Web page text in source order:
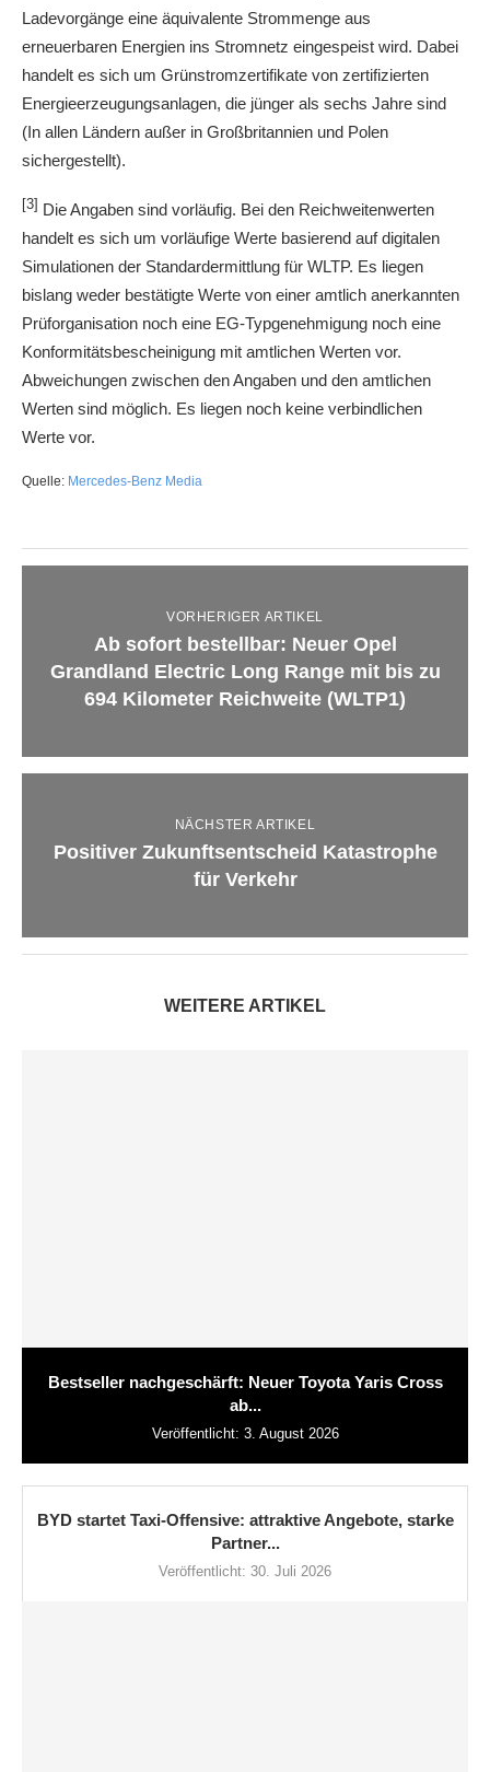
Ladevorgänge eine äquivalente Strommenge aus
erneuerbaren Energien ins Stromnetz eingespeist wird. Dabei
handelt es sich um Grünstromzertifikate von zertifizierten
Energieerzeugungsanlagen, die jünger als sechs Jahre sind
(In allen Ländern außer in Großbritannien und Polen
sichergestellt).
[3]
Die Angaben sind vorläufig. Bei den Reichweitenwerten
handelt es sich um vorläufige Werte basierend auf digitalen
Simulationen der Standardermittlung für WLTP. Es liegen
bislang weder bestätigte Werte von einer amtlich anerkannten
Prüforganisation noch eine EG-Typgenehmigung noch eine
Konformitätsbescheinigung mit amtlichen Werten vor.
Abweichungen zwischen den Angaben und den amtlichen
Werten sind möglich. Es liegen noch keine verbindlichen
Werte vor.
Quelle: Mercedes-Benz Media
VORHERIGER ARTIKEL
Ab sofort bestellbar: Neuer Opel
Grandland Electric Long Range mit bis zu
694 Kilometer Reichweite (WLTP1)
NÄCHSTER ARTIKEL
Positiver Zukunftsentscheid Katastrophe
für Verkehr
WEITERE ARTIKEL
Bestseller nachgeschärft: Neuer Toyota Yaris Cross
ab...
Veröffentlicht: 3. August 2026
BYD startet Taxi-Offensive: attraktive Angebote, starke
Partner...
Veröffentlicht: 30. Juli 2026